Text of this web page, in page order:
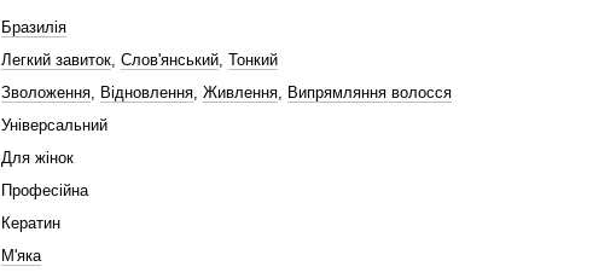
Бразилія
Легкий завиток, Слов'янський, Тонкий
Зволоження, Відновлення, Живлення, Випрямляння волосся
Універсальний
Для жінок
Професійна
Кератин
М'яка